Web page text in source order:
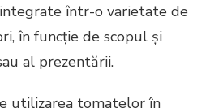
într-o varietate de
în funcție de scopul și
al prezentării.
utilizarea tomatelor în